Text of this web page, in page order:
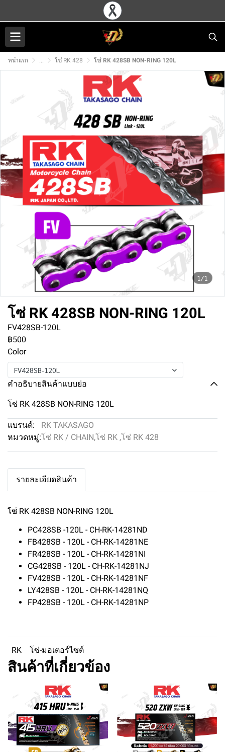
หน้าแรก ... โซ่ RK 428 โซ่ RK 428SB NON-RING 120L
1/1
โซ่ RK 428SB NON-RING 120L
FV428SB-120L
฿500
Color
FV428SB-120L
คำอธิบายสินค้าแบบย่อ
โซ่ RK 428SB NON-RING 120L
แบรนด์:
RK TAKASAGO
หมวดหมู่:โซ่ RK / CHAIN,โซ่ RK ,โซ่ RK 428
รายละเอียดสินค้า
โซ่ RK 428SB NON-RING 120L
PC428SB -120L - CH-RK-14281ND
FB428SB - 120L - CH-RK-14281NE
FR428SB - 120L - CH-RK-14281NI
CG428SB - 120L - CH-RK-14281NJ
FV428SB - 120L - CH-RK-14281NF
LY428SB - 120L - CH-RK-14281NQ
FP428SB - 120L - CH-RK-14281NP
RK โซ่-มอเตอร์ไซต์
สินค้าที่เกี่ยวข้อง